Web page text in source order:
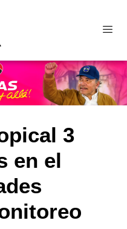
3
en el